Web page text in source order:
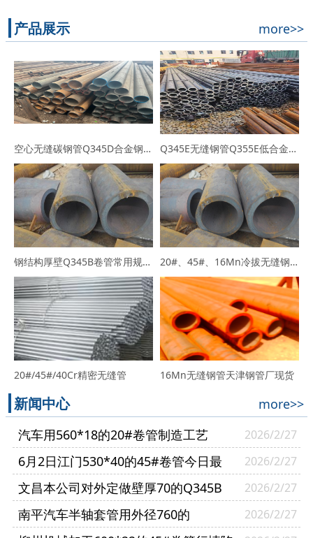
产品展示 more>>
空心无缝碳钢管Q345D合金钢管高压化肥设备低温无缝管 Q345E无缝钢管Q355E低合金高强度钢管
钢结构厚壁Q345B卷管常用规格Q345B报价 20#、45#、16Mn冷拔无缝钢管
20#/45#/40Cr精密无缝管 16Mn无缝钢管天津钢管厂现货
新闻中心
more>>
汽车用560*18的20#卷管制造工艺
2026/2/27
6月2日江门530*40的45#卷管今日最
新报价
2026/2/27
文昌本公司对外定做壁厚70的Q345B
卷管行情调整比较剧烈
2026/2/27
南平汽车半轴套管用外径760的
2026/2/27